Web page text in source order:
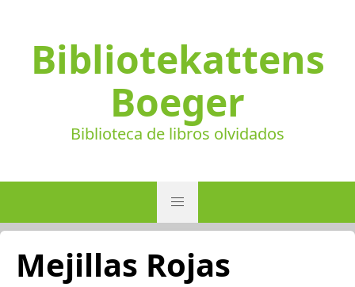
Bibliotekattens
Boeger
Biblioteca de libros olvidados
Mejillas Rojas